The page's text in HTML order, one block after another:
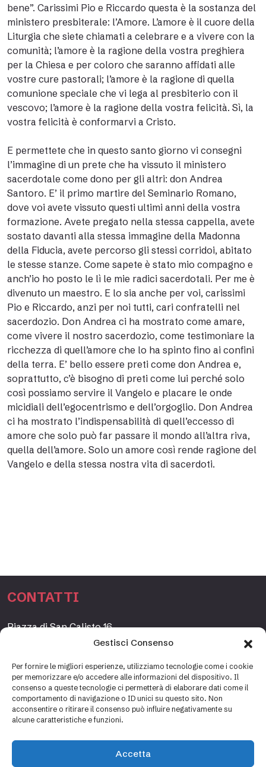
Gestisci Consenso
Per fornire le migliori esperienze, utilizziamo tecnologie come i cookie
per memorizzare e/o accedere alle informazioni del dispositivo. Il
consenso a queste tecnologie ci permetterà di elaborare dati come il
comportamento di navigazione o ID unici su questo sito. Non
acconsentire o ritirare il consenso può influire negativamente su
alcune caratteristiche e funzioni.
Accetta
bene”. Carissimi Pio e Riccardo questa è la sostanza del
ministero presbiterale: l’Amore. L’amore è il cuore della
Liturgia che siete chiamati a celebrare e a vivere con la
comunità; l’amore è la ragione della vostra preghiera
per la Chiesa e per coloro che saranno affidati alle
vostre cure pastorali; l’amore è la ragione di quella
comunione speciale che vi lega al presbiterio con il
vescovo; l’amore è la ragione della vostra felicità. Sì, la
vostra felicità è conformarvi a Cristo.
E permettete che in questo santo giorno vi consegni
l’immagine di un prete che ha vissuto il ministero
sacerdotale come dono per gli altri: don Andrea
Santoro. E’ il primo martire del Seminario Romano,
dove voi avete vissuto questi ultimi anni della vostra
formazione. Avete pregato nella stessa cappella, avete
sostato davanti alla stessa immagine della Madonna
della Fiducia, avete percorso gli stessi corridoi, abitato
le stesse stanze. Come sapete è stato mio compagno e
anch’io ho posto le lì le mie radici sacerdotali. Per me è
divenuto un maestro. E lo sia anche per voi, carissimi
Pio e Riccardo, anzi per noi tutti, cari confratelli nel
sacerdozio. Don Andrea ci ha mostrato come amare,
come vivere il nostro sacerdozio, come testimoniare la
ricchezza di quell’amore che lo ha spinto fino ai confini
della terra. E’ bello essere preti come don Andrea e,
soprattutto, c’è bisogno di preti come lui perché solo
così possiamo servire il Vangelo e placare le onde
micidiali dell’egocentrismo e dell’orgoglio. Don Andrea
ci ha mostrato l’indispensabilità di quell’eccesso di
amore che solo può far passare il mondo all’altra riva,
quella dell’amore. Solo un amore così rende ragione del
Vangelo e della stessa nostra vita di sacerdoti.
CONTATTI
Piazza di San Calisto 16,
www.fondazioneetagrande.org
SEGRETERIA
info@fondazioneetagrande.it